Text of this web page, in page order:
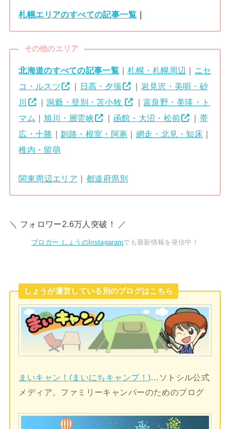
札幌エリアのすべての記事一覧
その他のエリア
北海道のすべての記事一覧｜札幌・札幌周辺 ｜ ニセ
コ・ルスツ
｜ 日高・夕張 ｜ 岩見沢・美唄・砂
川
｜洞爺・登別・苫小牧 ｜ 富良野・美瑛・ト
マム ｜ 旭川・層雲峡 ｜ 函館・大沼・松前 ｜ 帯
広・十勝 ｜ 釧路・根室・阿寒 ｜ 網走・北見・知床 ｜
稚内・留萌
関東周辺エリア ｜ 都道府県別
＼ フォロワー2.6万人突破！ ／
ブロガー しょうのInstagaramでも最新情報を発信中！
しょうが運営している別のブログはこちら
まいキャン！(まいにちキャンプ！)…ソトシル公式
メディア。ファミリーキャンパーのためのブログ